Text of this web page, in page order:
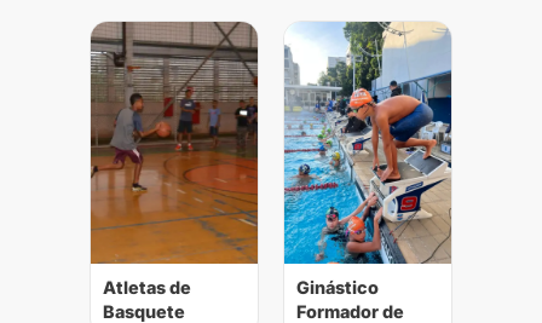
Atletas de
Basquete
Ginástico
Formador de